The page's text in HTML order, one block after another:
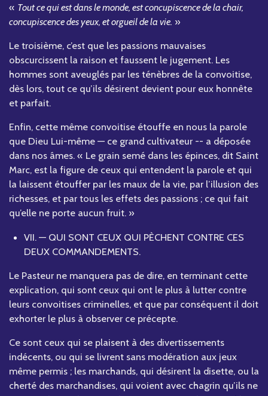
« Tout ce qui est dans le monde, est concupiscence de la chair,
concupiscence des yeux, et orgueil de la vie. »
Le troisième, c’est que les passions mauvaises
obscurcissent la raison et faussent le jugement. Les
hommes sont aveuglés par les ténèbres de la convoitise,
dès lors, tout ce qu’ils désirent devient pour eux honnête
et parfait.
Enfin, cette même convoitise étouffe en nous la parole
que Dieu Lui-même — ce grand cultivateur -- a déposée
dans nos âmes. « Le grain semé dans les épinces, dit Saint
Marc, est la figure de ceux qui entendent la parole et qui
la laissent étouffer par les maux de la vie, par l’illusion des
richesses, et par tous les effets des passions ; ce qui fait
qu’elle ne porte aucun fruit. »
VII. — QUI SONT CEUX QUI PÈCHENT CONTRE CES
DEUX COMMANDEMENTS.
Le Pasteur ne manquera pas de dire, en terminant cette
explication, qui sont ceux qui ont le plus à lutter contre
leurs convoitises criminelles, et que par conséquent il doit
exhorter le plus à observer ce précepte.
Ce sont ceux qui se plaisent à des divertissements
indécents, ou qui se livrent sans modération aux jeux
même permis ; les marchands, qui désirent la disette, ou la
cherté des marchandises, qui voient avec chagrin qu’ils ne